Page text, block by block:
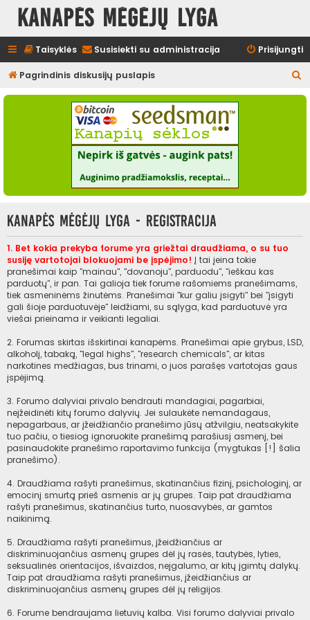
Kanapės mėgėjų lyga
Taisyklės Susisiekti su administracija Prisijungti
Pagrindinis diskusijų puslapis
e
Kanapės mėgėjų lyga - Registracija
1. Bet kokia prekyba forume yra griežtai draudžiama, o su tuo
susiję vartotojai blokuojami be įspėjimo! Į tai įeina tokie
pranešimai kaip "mainau", "dovanoju", parduodu", "ieškau kas
parduotų", ir pan. Tai galioja tiek forume rašomiems pranešimams,
tiek asmeninėms žinutėms. Pranešimai "kur galiu įsigyti" bei "įsigyti
gali šioje parduotuvėje" leidžiami, su sąlyga, kad parduotuvė yra
viešai prieinama ir veikianti legaliai.
2. Forumas skirtas išskirtinai kanapėms. Pranešimai apie grybus, LSD,
alkoholį, tabaką, "legal highs", "research chemicals", ar kitas
narkotines medžiagas, bus trinami, o juos parašęs vartotojas gaus
įspėjimą.
3. Forumo dalyviai privalo bendrauti mandagiai, pagarbiai,
neįžeidinėti kitų forumo dalyvių. Jei sulaukėte nemandagaus,
nepagarbaus, ar įžeidžiančio pranešimo jūsų atžvilgiu, neatsakykite
tuo pačiu, o tiesiog ignoruokite pranešimą parašiusį asmenį, bei
pasinaudokite pranešimo raportavimo funkcija (mygtukas [!] šalia
pranešimo).
4. Draudžiama rašyti pranešimus, skatinančius fizinį, psichologinį, ar
emocinį smurtą prieš asmenis ar jų grupes. Taip pat draudžiama
rašyti pranešimus, skatinančius turto, nuosavybės, ar gamtos
naikinimą.
5. Draudžiama rašyti pranešimus, įžeidžiančius ar
diskriminuojančius asmenų grupes dėl jų rasės, tautybės, lyties,
seksualinės orientacijos, išvaizdos, neįgalumo, ar kitų įgimtų dalykų.
Taip pat draudžiama rašyti pranešimus, įžeidžiančius ar
diskriminuojančius asmenų grupes dėl jų religijos.
6. Forume bendraujama lietuvių kalba. Visi forumo dalyviai privalo